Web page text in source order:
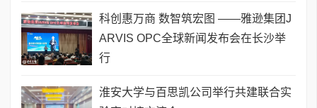
科创惠万商 数智筑宏图 ——雅逊集团J
ARVIS OPC全球新闻发布会在长沙举
行
淮安大学与百思凯公司举行共建联合实